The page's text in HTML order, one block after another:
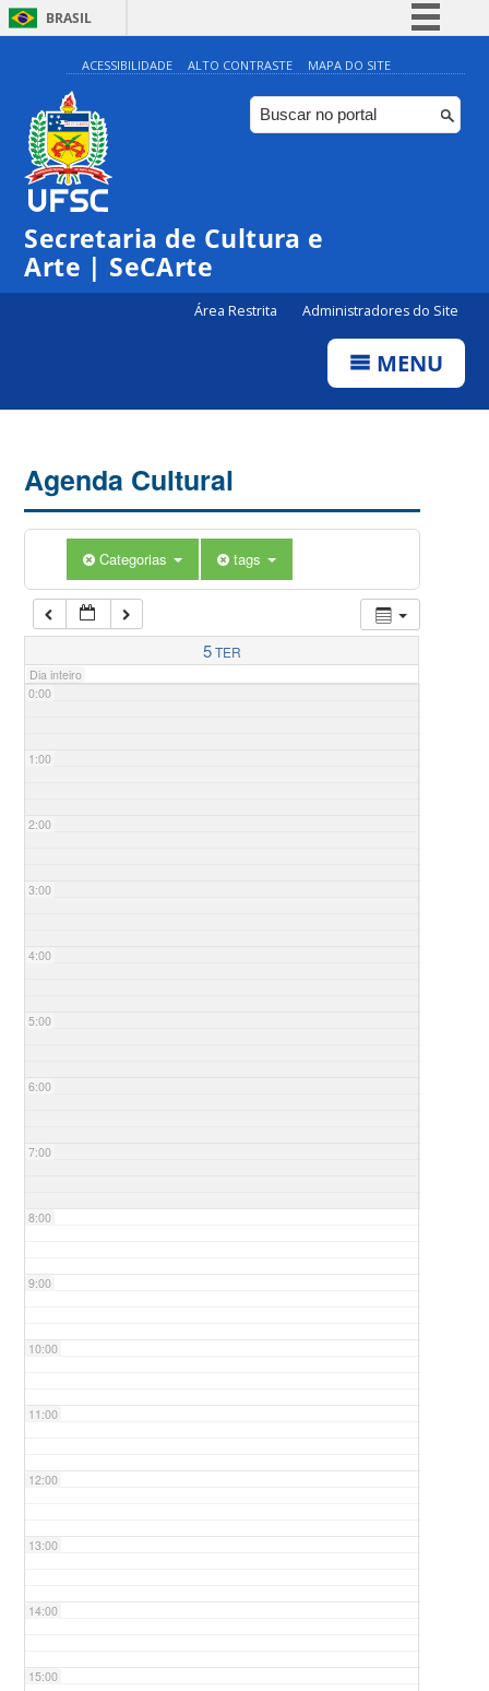
BRASIL
Simplifique!
Comunica BR
Participe
ACESSIBILIDADE ALTO CONTRASTE MAPA DO SITE
Secretaria de Cultura e
Arte | SeCArte
Área Restrita Administradores do Site
MENU
Agenda Cultural
Categorias tags
5TER
Dia inteiro
0:00
1:00
2:00
3:00
4:00
5:00
6:00
7:00
8:00
9:00
10:00
11:00
12:00
13:00
14:00
15:00